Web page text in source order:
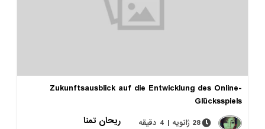
Zukunftsausblick auf die Entwicklung des Online-
Glücksspiels
ریحان تمنا
28 ژانویه | 4 دقیقه